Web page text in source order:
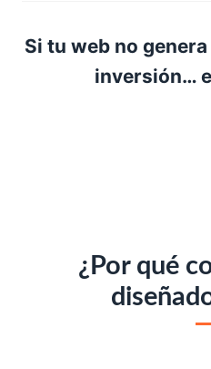
Si tu web no
inversión…
¿Por qué